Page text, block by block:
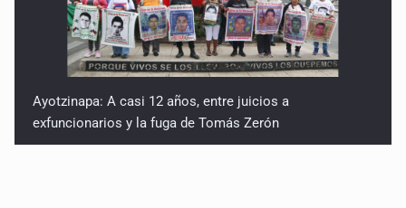
Ayotzinapa: A casi 12 años, entre juicios a
exfuncionarios y la fuga de Tomás Zerón